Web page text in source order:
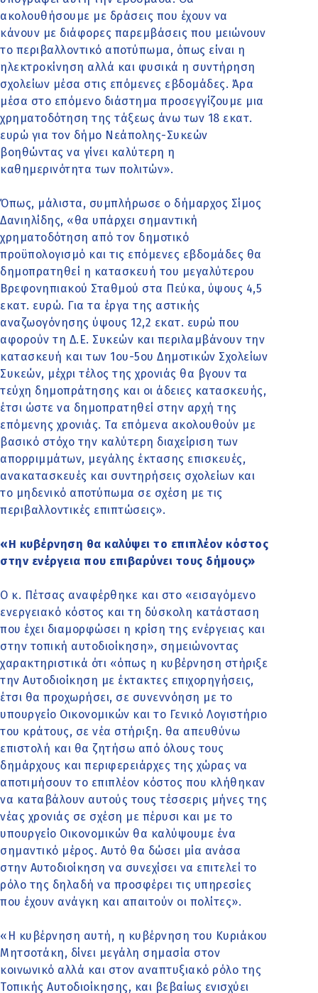
ακολουθήσουμε με δράσεις που έχουν να
κάνουν με διάφορες παρεμβάσεις που μειώνουν
το περιβαλλοντικό αποτύπωμα, όπως είναι η
ηλεκτροκίνηση αλλά και φυσικά η συντήρηση
σχολείων μέσα στις επόμενες εβδομάδες. Άρα
μέσα στο επόμενο διάστημα προσεγγίζουμε μια
χρηματοδότηση της τάξεως άνω των 18 εκατ.
ευρώ για τον δήμο Νεάπολης-Συκεών
βοηθώντας να γίνει καλύτερη η
καθημερινότητα των πολιτών».
Όπως, μάλιστα, συμπλήρωσε ο δήμαρχος Σίμος
Δανιηλίδης, «θα υπάρχει σημαντική
χρηματοδότηση από τον δημοτικό
προϋπολογισμό και τις επόμενες εβδομάδες θα
δημοπρατηθεί η κατασκευή του μεγαλύτερου
Βρεφονηπιακού Σταθμού στα Πεύκα, ύψους 4,5
εκατ. ευρώ. Για τα έργα της αστικής
αναζωογόνησης ύψους 12,2 εκατ. ευρώ που
αφορούν τη Δ.Ε. Συκεών και περιλαμβάνουν την
κατασκευή και των 1ου-5ου Δημοτικών Σχολείων
Συκεών, μέχρι τέλος της χρονιάς θα βγουν τα
τεύχη δημοπράτησης και οι άδειες κατασκευής,
έτσι ώστε να δημοπρατηθεί στην αρχή της
επόμενης χρονιάς. Τα επόμενα ακολουθούν με
βασικό στόχο την καλύτερη διαχείριση των
απορριμμάτων, μεγάλης έκτασης επισκευές,
ανακατασκευές και συντηρήσεις σχολείων και
το μηδενικό αποτύπωμα σε σχέση με τις
περιβαλλοντικές επιπτώσεις».
«Η κυβέρνηση θα καλύψει το επιπλέον κόστος
στην ενέργεια που επιβαρύνει τους δήμους»
Ο κ. Πέτσας αναφέρθηκε και στο «εισαγόμενο
ενεργειακό κόστος και τη δύσκολη κατάσταση
που έχει διαμορφώσει η κρίση της ενέργειας και
στην τοπική αυτοδιοίκηση», σημειώνοντας
χαρακτηριστικά ότι «όπως η κυβέρνηση στήριξε
την Αυτοδιοίκηση με έκτακτες επιχορηγήσεις,
έτσι θα προχωρήσει, σε συνεννόηση με το
υπουργείο Οικονομικών και το Γενικό Λογιστήριο
του κράτους, σε νέα στήριξη. θα απευθύνω
επιστολή και θα ζητήσω από όλους τους
δημάρχους και περιφερειάρχες της χώρας να
αποτιμήσουν το επιπλέον κόστος που κλήθηκαν
να καταβάλουν αυτούς τους τέσσερις μήνες της
νέας χρονιάς σε σχέση με πέρυσι και με το
υπουργείο Οικονομικών θα καλύψουμε ένα
σημαντικό μέρος. Αυτό θα δώσει μία ανάσα
στην Αυτοδιοίκηση να συνεχίσει να επιτελεί το
ρόλο της δηλαδή να προσφέρει τις υπηρεσίες
που έχουν ανάγκη και απαιτούν οι πολίτες».
«Η κυβέρνηση αυτή, η κυβέρνηση του Κυριάκου
Μητσοτάκη, δίνει μεγάλη σημασία στον
κοινωνικό αλλά και στον αναπτυξιακό ρόλο της
Τοπικής Αυτοδιοίκησης, και βεβαίως ενισχύει